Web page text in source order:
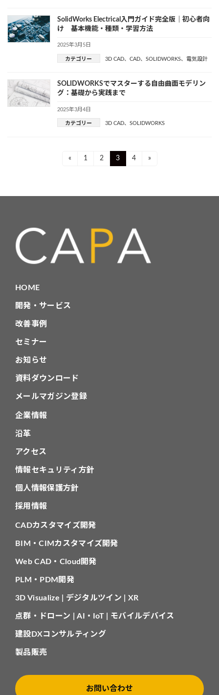
SolidWorks Electrical入門ガイド完全版｜初心者向
け 基本機能・種類・学習方法
2025年3月5日
カテゴリー 3D CAD、 CAD、 SOLIDWORKS、 電気設計
SOLIDWORKSでマスターする自由曲面モデリン
グ：基礎から実践まで
2025年3月4日
カテゴリー 3D CAD、 SOLIDWORKS
ー
シ
ン
« Page
1 Page
2 Page
3 Page
4 »
HOME
開発・サービス
改善事例
セミナー
お知らせ
資料ダウンロード
メールマガジン登録
企業情報
沿革
アクセス
情報セキュリティ方針
個人情報保護方針
採用情報
CADカスタマイズ開発
BIM・CIMカスタマイズ開発
Web CAD・Cloud開発
PLM・PDM開発
3D Visualize | デジタルツイン | XR
点群・ドローン | AI・IoT | モバイルデバイス
建設DXコンサルティング
製品販売
お問い合わせ